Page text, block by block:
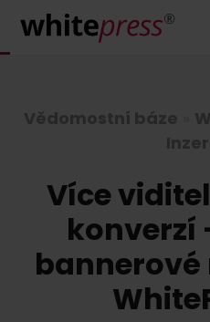
Vědomostní báze
Více
konverzí